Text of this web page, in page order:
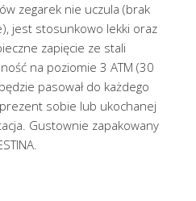
zegarek nie uczula (brak
jest stosunkowo lekki oraz
zapięcie ze stali
na poziomie 3 ATM (30
pasował do każdego
sobie lub ukochanej
Gustownie zapakowany